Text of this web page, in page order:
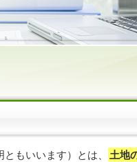
もいいます）とは、 土地